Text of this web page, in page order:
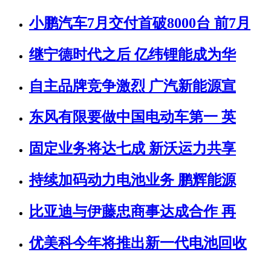
小鹏汽车7月交付首破8000台 前7月
继宁德时代之后 亿纬锂能成为华
自主品牌竞争激烈 广汽新能源宣
东风有限要做中国电动车第一 英
固定业务将达七成 新沃运力共享
持续加码动力电池业务 鹏辉能源
比亚迪与伊藤忠商事达成合作 再
优美科今年将推出新一代电池回收